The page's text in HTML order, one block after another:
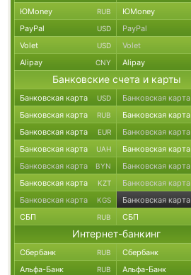
ЮMoney RUB ЮMoney
PayPal USD PayPal
Volet USD Volet
Alipay CNY Alipay
Банковские счета и карты
Банковская карта USD Банковская карта
Банковская карта RUB Банковская карта
Банковская карта EUR Банковская карта
Банковская карта UAH Банковская карта
Банковская карта BYN Банковская карта
Банковская карта KZT Банковская карта
Банковская карта KGS Банковская карта
СБП RUB СБП
Интернет-банкинг
Сбербанк RUB Сбербанк
Альфа-Банк RUB Альфа-Банк